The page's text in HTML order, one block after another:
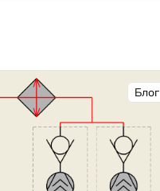
Блог